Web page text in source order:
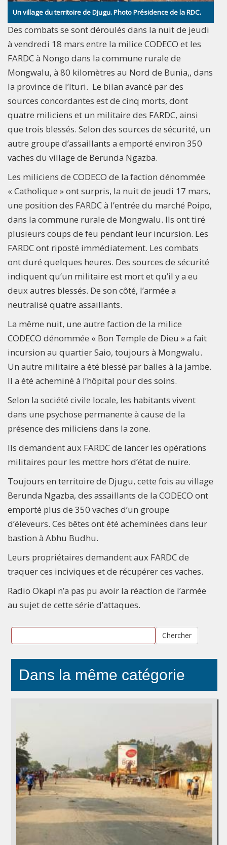
Un village du territoire de Djugu. Photo Présidence de la RDC.
Des combats se sont déroulés dans la nuit de jeudi
à vendredi 18 mars entre la milice CODECO et les
FARDC à Nongo dans la commune rurale de
Mongwalu, à 80 kilomètres au Nord de Bunia,, dans
la province de l’Ituri. Le bilan avancé par des
sources concordantes est de cinq morts, dont
quatre miliciens et un militaire des FARDC, ainsi
que trois blessés. Selon des sources de sécurité, un
autre groupe d’assaillants a emporté environ 350
vaches du village de Berunda Ngazba.
Les miliciens de CODECO de la faction dénommée
« Catholique » ont surpris, la nuit de jeudi 17 mars,
une position des FARDC à l’entrée du marché Poipo,
dans la commune rurale de Mongwalu. Ils ont tiré
plusieurs coups de feu pendant leur incursion. Les
FARDC ont riposté immédiatement. Les combats
ont duré quelques heures. Des sources de sécurité
indiquent qu’un militaire est mort et qu’il y a eu
deux autres blessés. De son côté, l’armée a
neutralisé quatre assaillants.
La même nuit, une autre faction de la milice
CODECO dénommée « Bon Temple de Dieu » a fait
incursion au quartier Saio, toujours à Mongwalu.
Un autre militaire a été blessé par balles à la jambe.
Il a été acheminé à l’hôpital pour des soins.
Selon la société civile locale, les habitants vivent
dans une psychose permanente à cause de la
présence des miliciens dans la zone.
Ils demandent aux FARDC de lancer les opérations
militaires pour les mettre hors d’état de nuire.
Toujours en territoire de Djugu, cette fois au village
Berunda Ngazba, des assaillants de la CODECO ont
emporté plus de 350 vaches d’un groupe
d’éleveurs. Ces bêtes ont été acheminées dans leur
bastion à Abhu Budhu.
Leurs propriétaires demandent aux FARDC de
traquer ces inciviques et de récupérer ces vaches.
Radio Okapi n’a pas pu avoir la réaction de l’armée
au sujet de cette série d’attaques.
Chercher
Dans la même catégorie